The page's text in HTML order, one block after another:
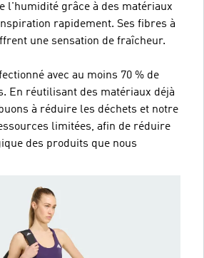
l'humidité grâce à des matériaux
rapidement. Ses fibres à
une sensation de fraîcheur.
avec au moins 70 % de
En réutilisant des matériaux déjà
à réduire les déchets et notre
limitées, afin de réduire
des produits que nous